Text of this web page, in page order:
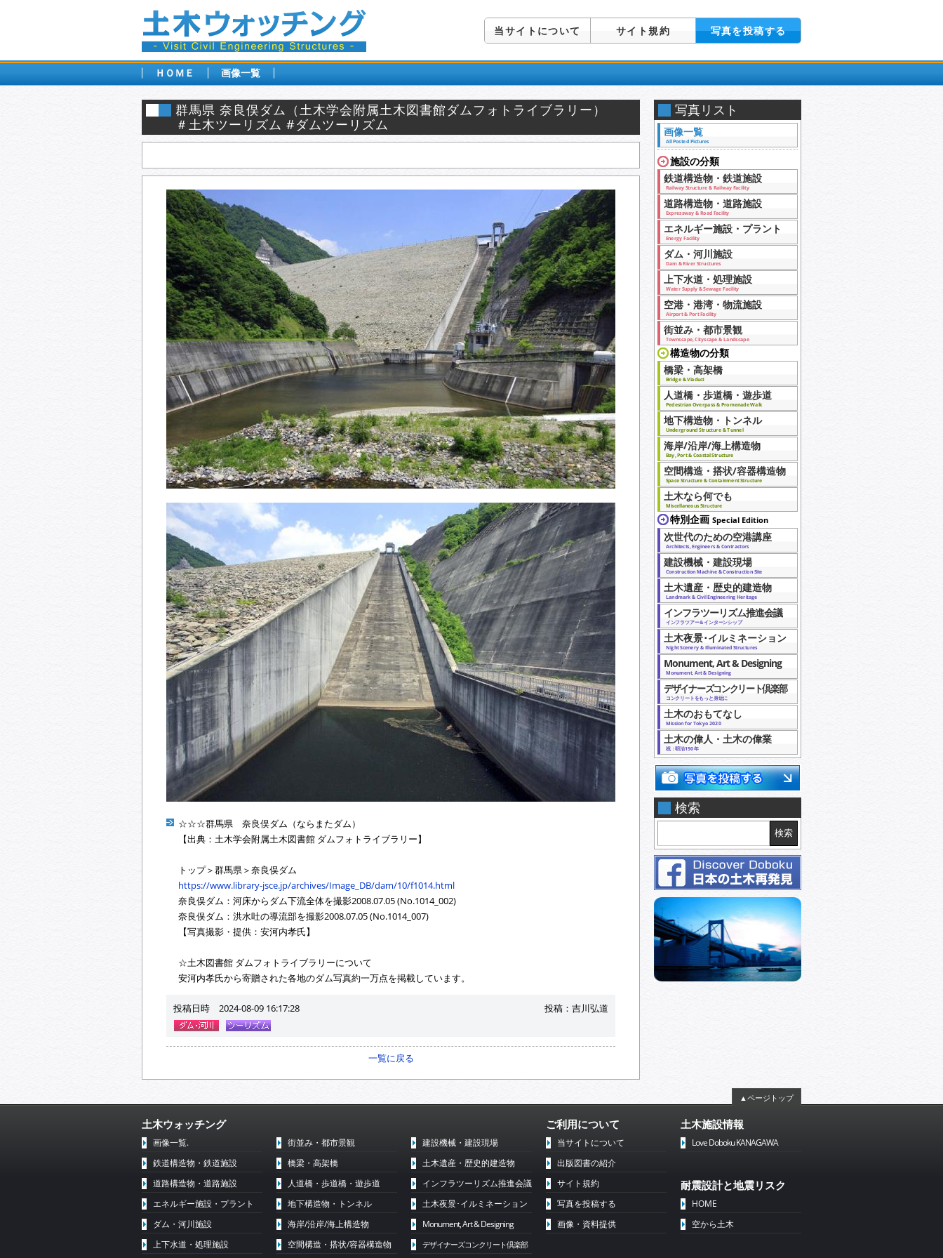
当サイトについて サイト規約 写真を投稿する
ＨＯＭＥ 画像一覧
群馬県 奈良俣ダム（土木学会附属土木図書館ダムフォトライブラリー）
＃土木ツーリズム #ダムツーリズム
☆☆☆群馬県 奈良俣ダム（ならまたダム）
【出典：土木学会附属土木図書館 ダムフォトライブラリー】
トップ＞群馬県＞奈良俣ダム
https://www.library-jsce.jp/archives/Image_DB/dam/10/f1014.html
奈良俣ダム：河床からダム下流全体を撮影2008.07.05 (No.1014_002)
奈良俣ダム：洪水吐の導流部を撮影2008.07.05 (No.1014_007)
【写真撮影・提供：安河内孝氏】
☆土木図書館 ダムフォトライブラリーについて
安河内孝氏から寄贈された各地のダム写真約一万点を掲載しています。
投稿日時 2024-08-09 16:17:28 投稿：吉川弘道
一覧に戻る
写真リスト
画像一覧
All Posted Pictures
施設の分類
鉄道構造物・鉄道施設
Railway Structure & Railway Facility
道路構造物・道路施設
Expressway & Road Facility
エネルギー施設・プラント
Energy Facility
ダム・河川施設
Dam & River Structures
上下水道・処理施設
Water Supply & Sewage Facility
空港・港湾・物流施設
Airport & Port Facility
街並み・都市景観
Townscape, Cityscape & Landscape
構造物の分類
橋梁・高架橋
Bridge & Viaduct
人道橋・歩道橋・遊歩道
Pedestrian Overpass & Promenade Walk
地下構造物・トンネル
Underground Structure & Tunnel
海岸/沿岸/海上構造物
Bay, Port & Coastal Structure
空間構造・搭状/容器構造物
Space Structure & Containment Structure
土木なら何でも
Miscellaneous Structure
特別企画 Special Edition
次世代のための空港講座
Architects, Engineers & Contractors
建設機械・建設現場
Construction Machine & Construction Site
土木遺産・歴史的建造物
Landmark & Civil Engineering Heritage
インフラツーリズム推進会議
インフラツアー＆インターンシップ
土木夜景･イルミネーション
Night Scenery & Illuminated Structures
Monument, Art & Designing
Monument, Art & Designing
デザイナーズコンクリート倶楽部
コンクリートをもっと身近に
土木のおもてなし
Mission for Tokyo 2020
土木の偉人・土木の偉業
祝：明治150年
検索
検索
▲ページトップ
土木ウォッチング
画像一覧.
鉄道構造物・鉄道施設
道路構造物・道路施設
エネルギー施設・プラント
ダム・河川施設
上下水道・処理施設
街並み・都市景観
橋梁・高架橋
人道橋・歩道橋・遊歩道
地下構造物・トンネル
海岸/沿岸/海上構造物
空間構造・搭状/容器構造物
建設機械・建設現場
土木遺産・歴史的建造物
インフラツーリズム推進会議
土木夜景･イルミネーション
Monument, Art & Designing
デザイナーズコンクリート倶楽部
ご利用について
当サイトについて
出版図書の紹介
サイト規約
写真を投稿する
画像・資料提供
土木施設情報
Love Doboku KANAGAWA
耐震設計と地震リスク
HOME
空から土木